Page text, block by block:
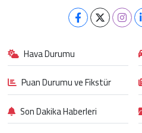
Hava Durumu
Puan Durumu ve Fikstür
Son Dakika Haberleri